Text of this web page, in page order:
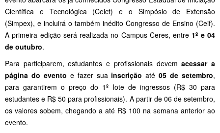
Científica e Tecnológica (Ceict) e o Simpósio de Extensão
(Simpex), e incluirá o também inédito Congresso de Ensino (Ceif).
A primeira edição será realizada no Campus Ceres, entre 1º e 04
de outubro.
Para participarem, estudantes e profissionais devemacessar a
página do evento e fazer sua inscrição até05 de setembro,
para garantirem o preço do 1º lote de ingressos (R$ 30 para
estudantes e R$ 50 para profissionais). A partir de 06 de setembro,
os valores sobem, chegando a até R$ 100 na semana anterior ao
evento.